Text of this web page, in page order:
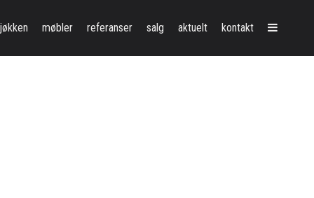
møbler referanser salg aktuelt kontakt